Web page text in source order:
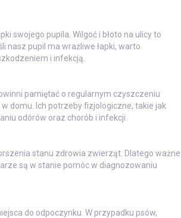
swojego pupila. Wilgoć i błoto na ulicy to
nasz pupil ma wrażliwe łapki, warto
i infekcją.
pamiętać o regularnym czyszczeniu
domu. Ich potrzeby fizjologiczne, takie jak
odórów oraz chorób i infekcji.
stanu zdrowia zwierząt. Dlatego ważne
są w stanie pomóc w diagnozowaniu
do odpoczynku. W przypadku psów,